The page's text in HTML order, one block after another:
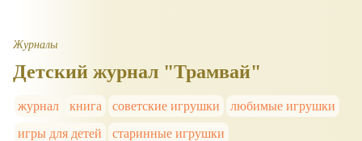
Журналы
Детский журнал "Трамвай"
журнал книга советские игрушки
любимые игрушки
игры для детей
старинные игрушки